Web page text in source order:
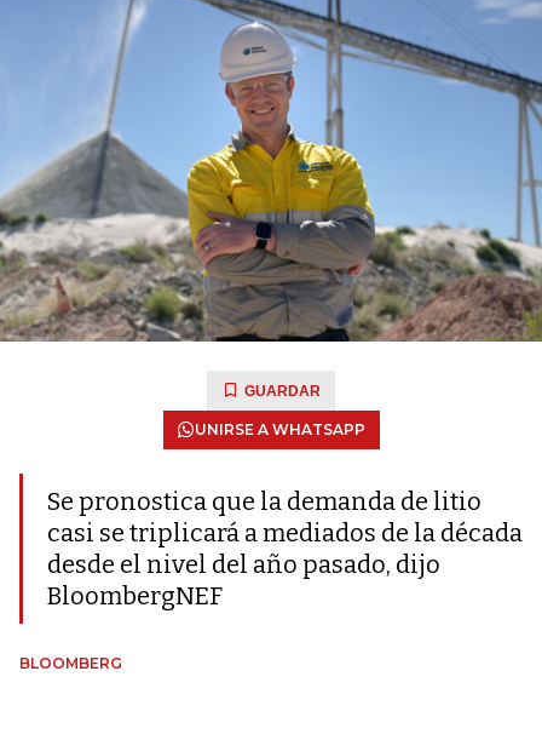
GUARDAR
UNIRSE A WHATSAPP
Se pronostica que la demanda de litio
casi se triplicará a mediados de la década
desde el nivel del año pasado, dijo
BloombergNEF
BLOOMBERG